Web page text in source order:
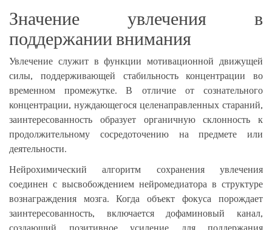
Значение увлечения в
поддержании внимания
Увлечение служит в функции мотивационной движущей
силы, поддерживающей стабильность концентрации во
временном промежутке. В отличие от сознательного
концентрации, нуждающегося целенаправленных стараний,
заинтересованность образует органичную склонность к
продолжительному сосредоточению на предмете или
деятельности.
Нейрохимический алгоритм сохранения увлечения
соединен с высвобождением нейромедиатора в структуре
вознаграждения мозга. Когда объект фокуса порождает
заинтересованность, включается дофаминовый канал,